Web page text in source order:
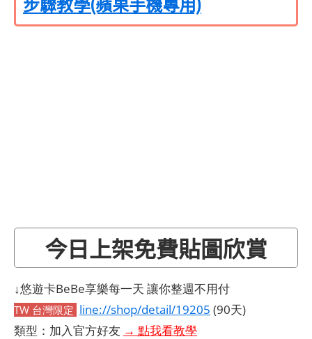
今日上架免費貼圖欣賞
↓悠遊卡BeBe享樂每一天 讓你整週不用付
TW 台灣限定 line://shop/detail/19205 (90天)
類型：加入官方好友 → 點我看教學